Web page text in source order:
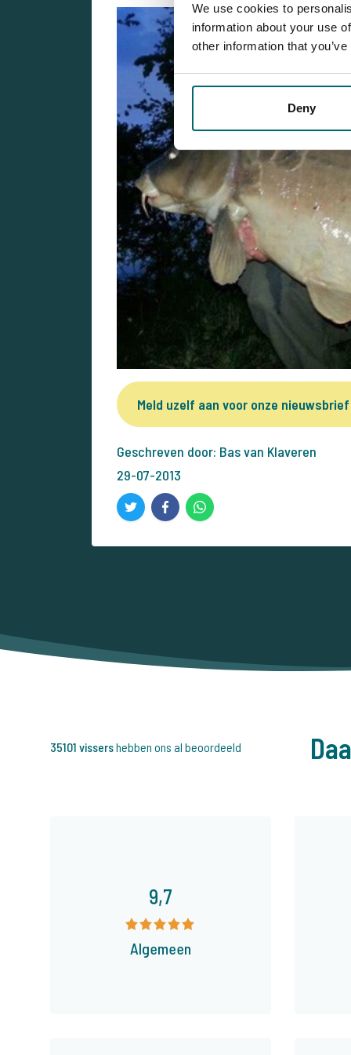
We use cookies to
information about your use
other information that
Deny
Meld uzelf aan voor onze nieuwsbrief
Geschreven door: Bas van Klaveren
29-07-2013
35101 vissershebben ons al beoordeeld
9,7
Algemeen